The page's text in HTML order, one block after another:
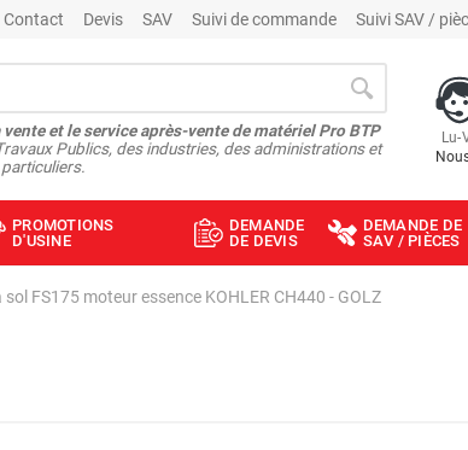
Contact Devis SAV Suivi de commande Suivi SAV /
et le service après-vente de matériel Pro BTP
Publics, des industries, des administrations et
Lu-
PROMOTIONS
D'USINE
DEMANDE
DE DEVIS
DEMANDE DE
SAV / PIÈCES
sol FS175 moteur essence KOHLER CH440 - GOLZ